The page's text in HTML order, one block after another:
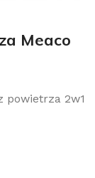
Meaco
powietrza 2w1